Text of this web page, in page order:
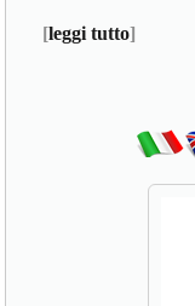
[leggi tutto]